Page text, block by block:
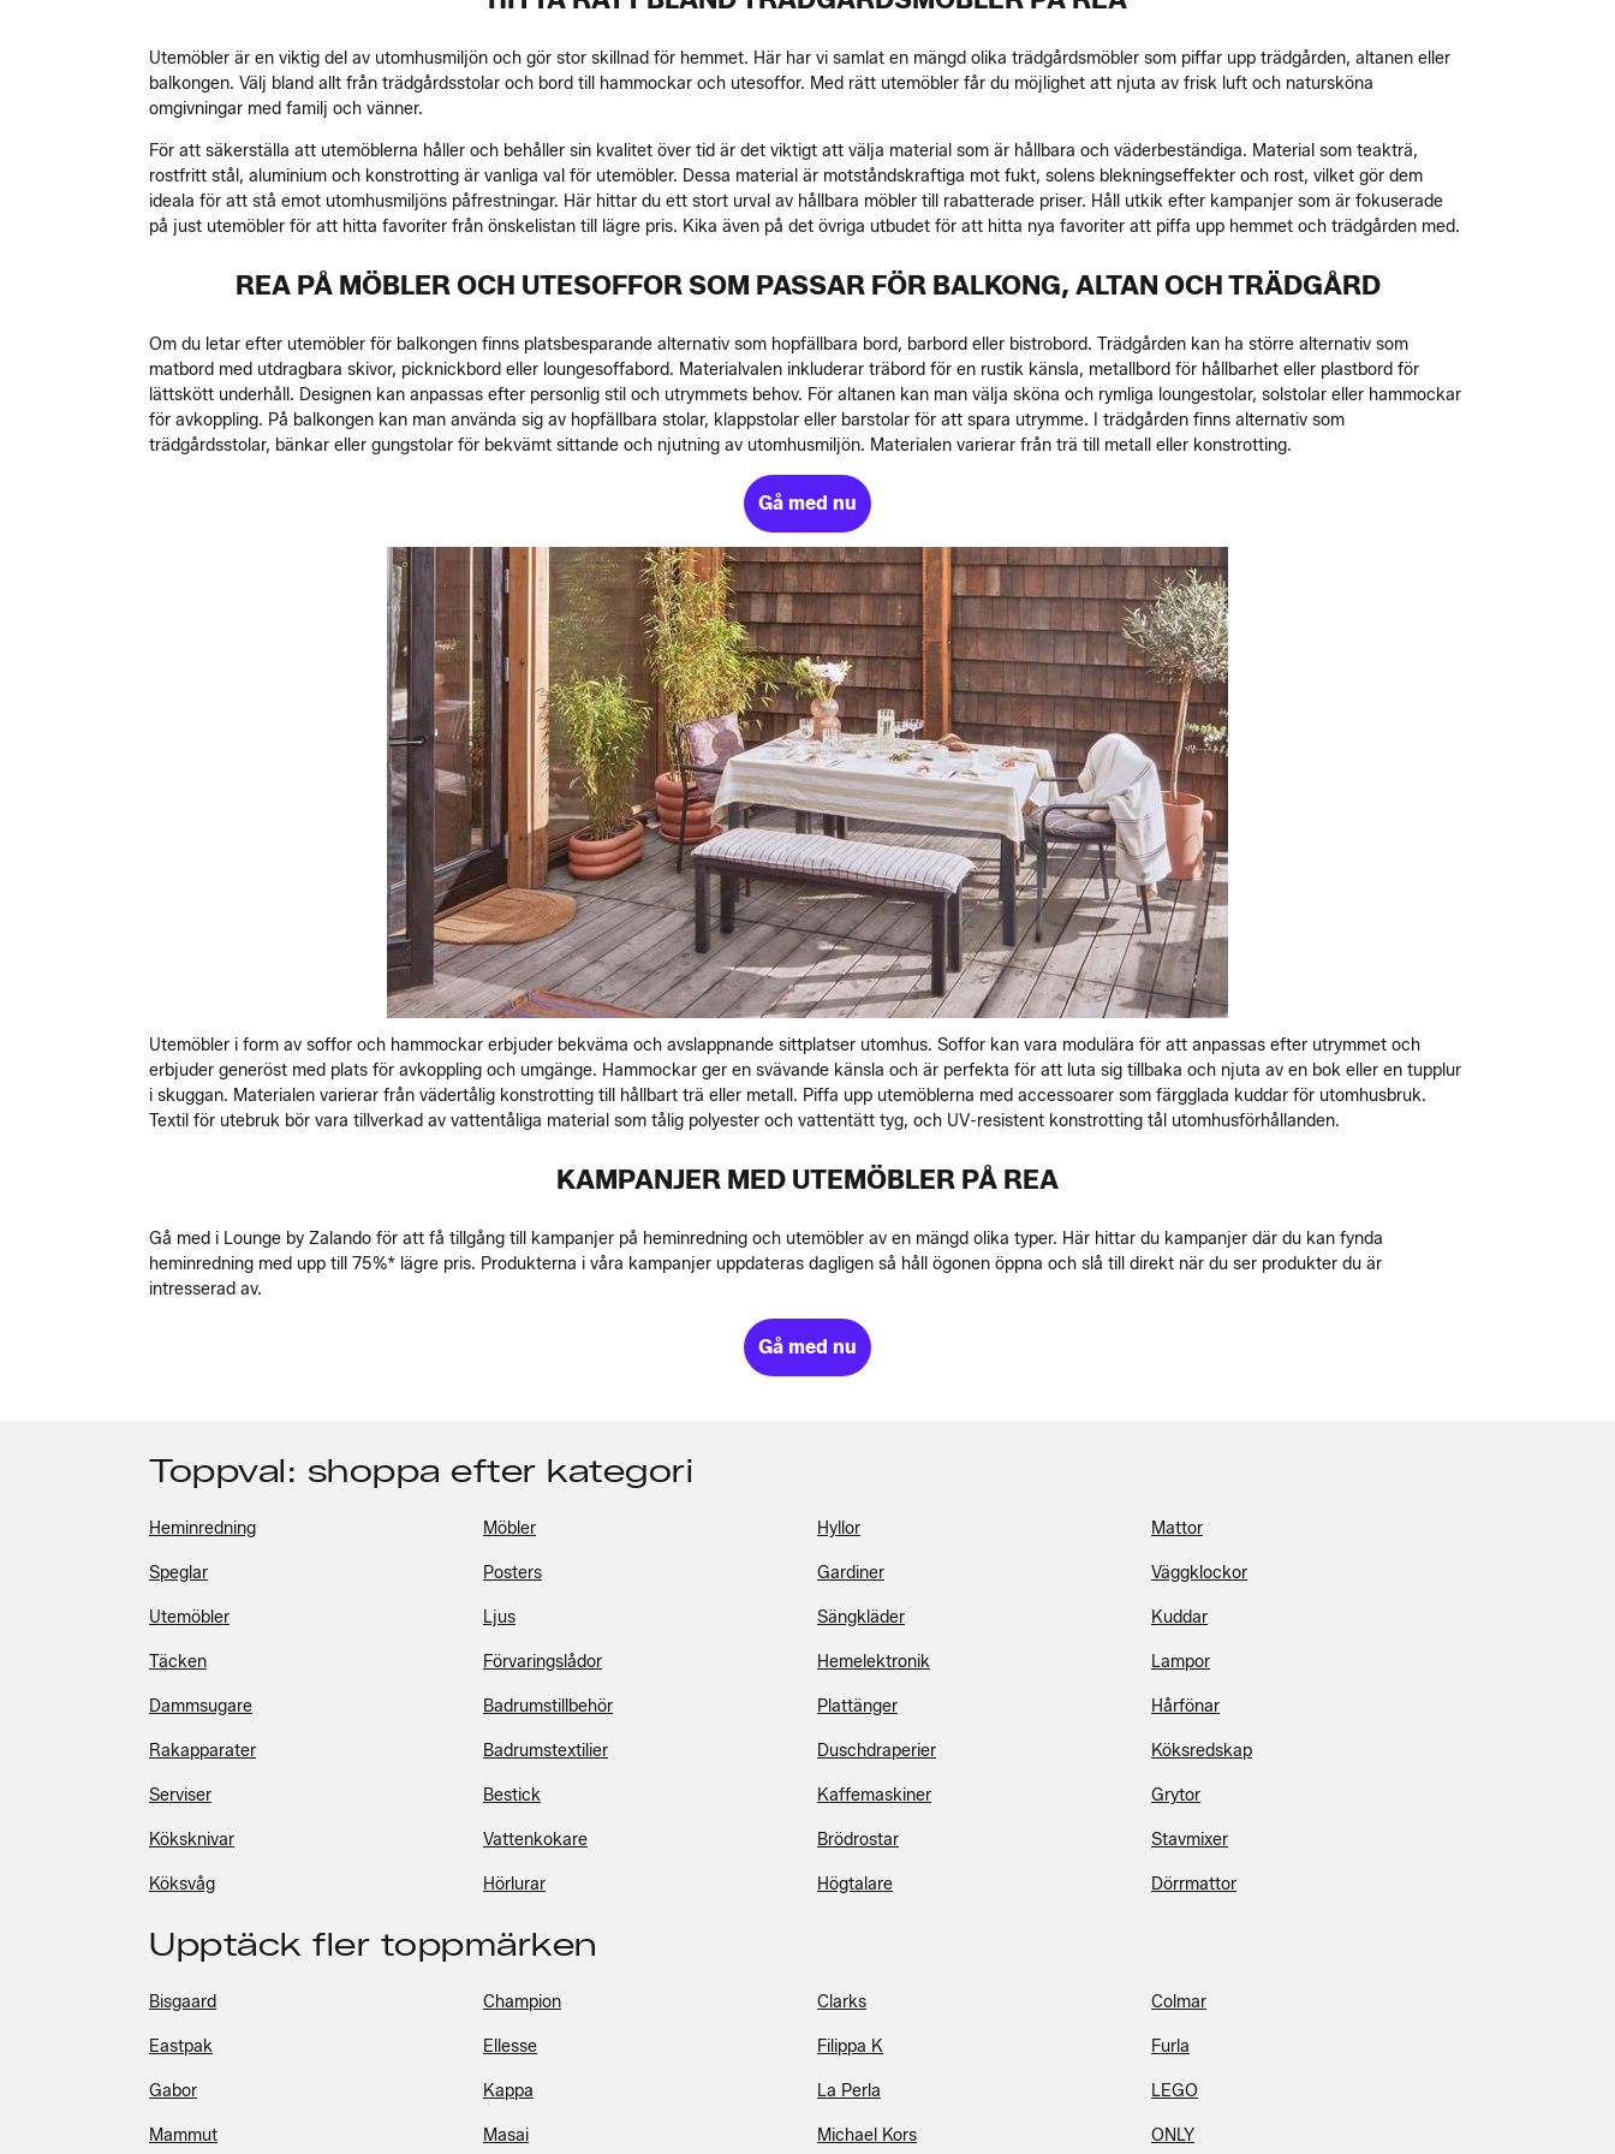
Utemöbler är en viktig del av utomhusmiljön och gör stor skillnad för hemmet. Här har vi samlat en mängd olika trädgårdsmöbler som piffar upp trädgården, altanen eller
balkongen. Välj bland allt från trädgårdsstolar och bord till hammockar och utesoffor. Med rätt utemöbler får du möjlighet att njuta av frisk luft och natursköna
omgivningar med familj och vänner.
För att säkerställa att utemöblerna håller och behåller sin kvalitet över tid är det viktigt att välja material som är hållbara och väderbeständiga. Material som teakträ,
rostfritt stål, aluminium och konstrotting är vanliga val för utemöbler. Dessa material är motståndskraftiga mot fukt, solens blekningseffekter och rost, vilket gör dem
ideala för att stå emot utomhusmiljöns påfrestningar. Här hittar du ett stort urval av hållbara möbler till rabatterade priser. Håll utkik efter kampanjer som är fokuserade
på just utemöbler för att hitta favoriter från önskelistan till lägre pris. Kika även på det övriga utbudet för att hitta nya favoriter att piffa upp hemmet och trädgården med.
REA PÅ MÖBLER OCH UTESOFFOR SOM PASSAR FÖR BALKONG, ALTAN OCH TRÄDGÅRD
Om du letar efter utemöbler för balkongen finns platsbesparande alternativ som hopfällbara bord, barbord eller bistrobord. Trädgården kan ha större alternativ som
matbord med utdragbara skivor, picknickbord eller loungesoffabord. Materialvalen inkluderar träbord för en rustik känsla, metallbord för hållbarhet eller plastbord för
lättskött underhåll. Designen kan anpassas efter personlig stil och utrymmets behov. För altanen kan man välja sköna och rymliga loungestolar, solstolar eller hammockar
för avkoppling. På balkongen kan man använda sig av hopfällbara stolar, klappstolar eller barstolar för att spara utrymme. I trädgården finns alternativ som
trädgårdsstolar, bänkar eller gungstolar för bekvämt sittande och njutning av utomhusmiljön. Materialen varierar från trä till metall eller konstrotting.
Gå med nu
Utemöbler i form av soffor och hammockar erbjuder bekväma och avslappnande sittplatser utomhus. Soffor kan vara modulära för att anpassas efter utrymmet och
erbjuder generöst med plats för avkoppling och umgänge. Hammockar ger en svävande känsla och är perfekta för att luta sig tillbaka och njuta av en bok eller en tupplur
i skuggan. Materialen varierar från vädertålig konstrotting till hållbart trä eller metall. Piffa upp utemöblerna med accessoarer som färgglada kuddar för utomhusbruk.
Textil för utebruk bör vara tillverkad av vattentåliga material som tålig polyester och vattentätt tyg, och UV-resistent konstrotting tål utomhusförhållanden.
KAMPANJER MED UTEMÖBLER PÅ REA
Gå med i Lounge by Zalando för att få tillgång till kampanjer på heminredning och utemöbler av en mängd olika typer. Här hittar du kampanjer där du kan fynda
heminredning med upp till 75%* lägre pris. Produkterna i våra kampanjer uppdateras dagligen så håll ögonen öppna och slå till direkt när du ser produkter du är
intresserad av.
Gå med nu
Toppval: shoppa efter kategori
Heminredning Möbler Hyllor Mattor
Speglar Posters Gardiner Väggklockor
Utemöbler Ljus Sängkläder Kuddar
Täcken Förvaringslådor Hemelektronik Lampor
Dammsugare Badrumstillbehör Plattänger Hårfönar
Rakapparater Badrumstextilier Duschdraperier Köksredskap
Serviser Bestick Kaffemaskiner Grytor
Köksknivar Vattenkokare Brödrostar Stavmixer
Köksvåg Hörlurar Högtalare Dörrmattor
Upptäck fler toppmärken
Bisgaard Champion Clarks Colmar
Eastpak Ellesse Filippa K Furla
Gabor Kappa La Perla LEGO
Mammut Masai Michael Kors ONLY